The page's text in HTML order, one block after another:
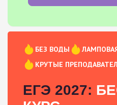
БЕЗ ВОДЫ
КРУТЫЕ
ЕГЭ 2027: